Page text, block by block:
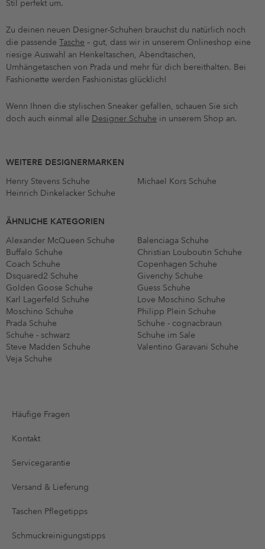
Stil perfekt um.
Zu deinen neuen Designer-Schuhen brauchst du natürlich noch
die passende Tasche – gut, dass wir in unserem Onlineshop eine
riesige Auswahl an Henkeltaschen, Abendtaschen,
Umhängetaschen von Prada und mehr für dich bereithalten. Bei
Fashionette werden Fashionistas glücklich!
Wenn Ihnen die stylischen Sneaker gefallen, schauen Sie sich
doch auch einmal alle Designer Schuhe in unserem Shop an.
WEITERE DESIGNERMARKEN
Henry Stevens Schuhe
Michael Kors Schuhe
Heinrich Dinkelacker Schuhe
ÄHNLICHE KATEGORIEN
Alexander McQueen Schuhe
Balenciaga Schuhe
Buffalo Schuhe
Christian Louboutin Schuhe
Coach Schuhe
Copenhagen Schuhe
Dsquared2 Schuhe
Givenchy Schuhe
Golden Goose Schuhe
Guess Schuhe
Karl Lagerfeld Schuhe
Love Moschino Schuhe
Moschino Schuhe
Philipp Plein Schuhe
Prada Schuhe
Schuhe - cognacbraun
Schuhe - schwarz
Schuhe im Sale
Steve Madden Schuhe
Valentino Garavani Schuhe
Veja Schuhe
Häufige Fragen
Kontakt
Servicegarantie
Versand & Lieferung
Taschen Pflegetipps
Schmuckreinigungstipps